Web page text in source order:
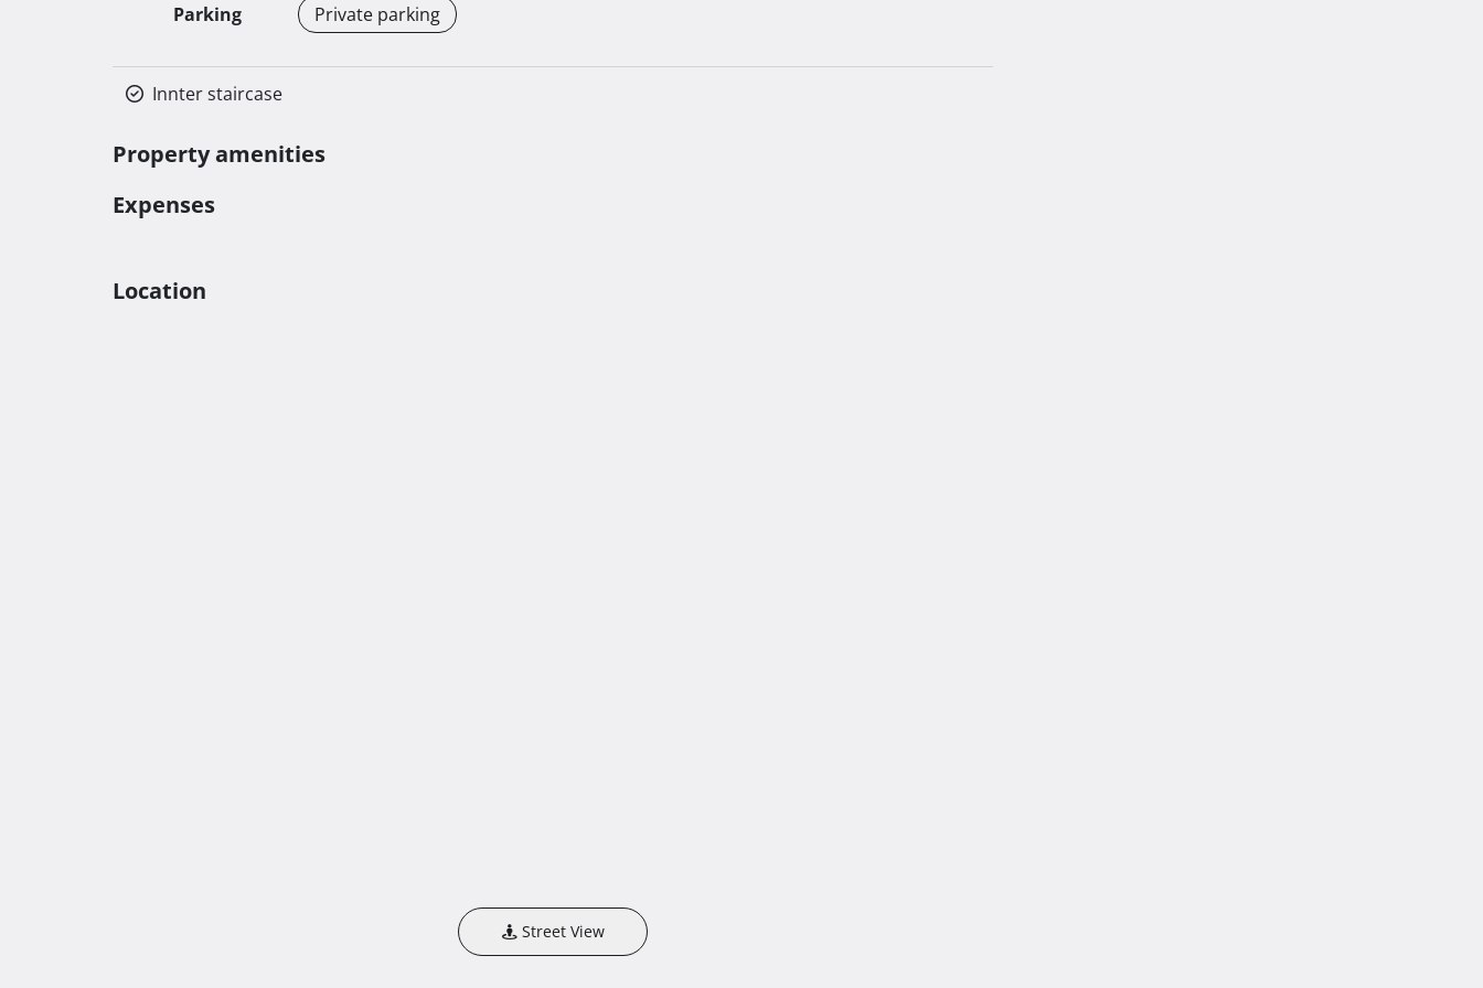
Parking Private parking
Innter staircase
Property amenities
Expenses
Location
Street View